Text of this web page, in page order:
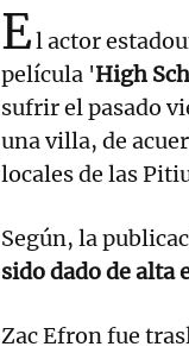
El actor
película 'High
sufrir el pasado
una villa, de
locales de las
Según, la
sido dado de alta
Zac Efron fue